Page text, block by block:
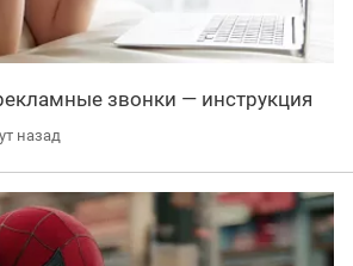
звонки — инструкция
назад